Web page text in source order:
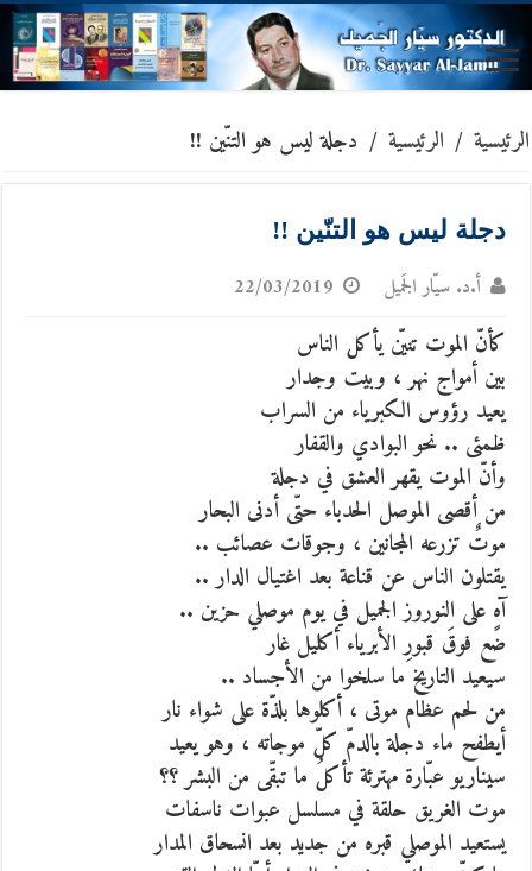
الرئيسية / الرئيسية / دجلة ليس هو التنّين !!
دجلة ليس هو التنّين !!
أ.د. سيّار الجَميل 22/03/2019
كأنّ الموت تنيّن يأكل الناس
بين أمواج نهر ، وبيت وجدار
يعيد رؤوس الكبرياء من السراب
ظمئى .. نحو البوادي والقفار
وأنّ الموت يقهر العشق في دجلة
من أقصى الموصل الحدباء حتّى أدنى البحار
موتٌ تزرعه المجانين ، وجوقات عصائب ..
يقتلون الناس عن قناعة بعد اغتيال الدار ..
آهٍ على النوروز الجميل في يوم موصلي حزين ..
ضع فوقَ قبورِ الأبرياء أكليل غار
سيعيد التاريخ ما سلخوا من الأجساد ..
من لحم عظام موتى ، أكلوها بلذّة على شواء نار
أيطفح ماء دجلة بالدمّ كلّ موجاته ، وهو يعيد
سيناريو عبّارة مهترئة تأكلُ ما تبقّى من البشر ؟؟
موت الغريق حلقة في مسلسل عبوات ناسفات
يستعيد الموصلي قبره من جديد بعد انسحاق المدار